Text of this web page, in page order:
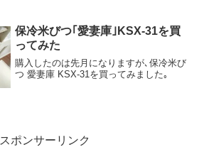
保冷米びつ｢愛妻庫｣KSX-31を買
ってみた
購入したのは先月になりますが､保冷米び
つ 愛妻庫 KSX-31を買ってみました｡
スポンサーリンク